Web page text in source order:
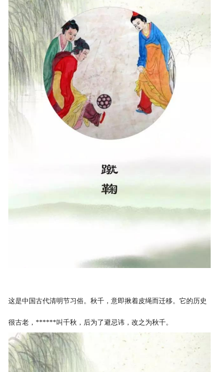
这是中国古代清明节习俗。秋千，意即揪着皮绳而迁移。它的历史
很古老，******叫千秋，后为了避忌讳，改之为秋千。